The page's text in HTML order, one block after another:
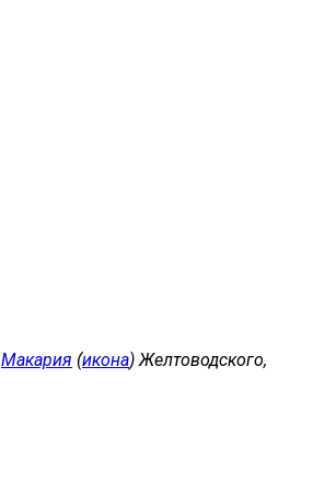
Макария (икона) Желтоводского,